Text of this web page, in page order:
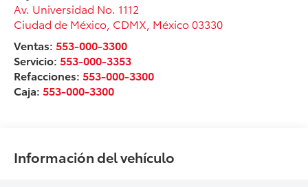
Av. Universidad No. 1112
Ciudad de México CDMX , México 03330
Ventas:553-000-3300
Servicio:553-000-3353
Refacciones:553-000-3300
Caja:553-000-3300
Información del vehículo